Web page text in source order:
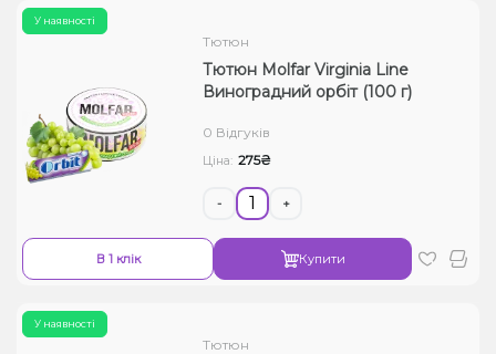
У наявності
Тютюн
Тютюн Molfar Virginia Line
Виноградний орбіт (100 г)
0 Відгуків
Ціна: 275₴
- +
В 1 клік Купити
У наявності
Тютюн